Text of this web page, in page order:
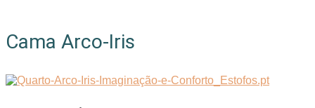
Cama Arco-Iris